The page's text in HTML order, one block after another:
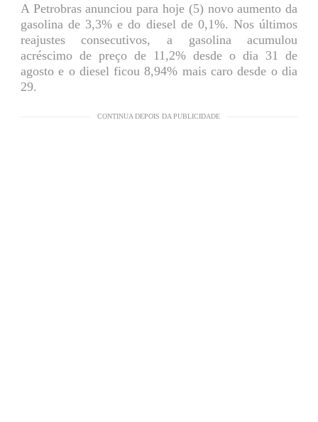
A Petrobras anunciou para hoje (5) novo aumento da
gasolina de 3,3% e do diesel de 0,1%. Nos últimos
reajustes consecutivos, a gasolina acumulou
acréscimo de preço de 11,2% desde o dia 31 de
agosto e o diesel ficou 8,94% mais caro desde o dia
29.
CONTINUA DEPOIS DA PUBLICIDADE